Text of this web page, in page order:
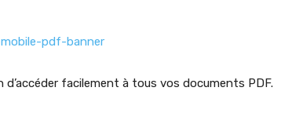
facilement à tous vos documents PDF.